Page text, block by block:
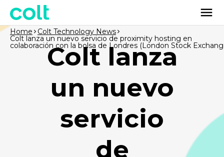
Colt lanza
un nuevo
servicio
de
Home Colt Technology News
Colt lanza un nuevo servicio de proximity hosting en
colaboración con la bolsa de Londres (London Stock